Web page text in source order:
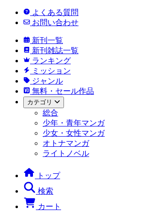
よくある質問
お問い合わせ
新刊一覧
新刊雑誌一覧
ランキング
ミッション
ジャンル
無料・セール作品
カテゴリ
総合
少年・青年マンガ
少女・女性マンガ
オトナマンガ
ライトノベル
トップ
検索
カート